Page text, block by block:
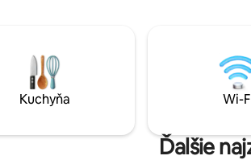
Kuchyňa Wi-
Ďalšie